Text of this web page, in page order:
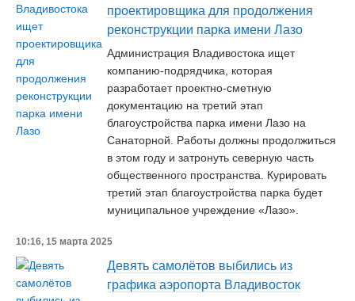
проектировщика для продолжения
реконструкции парка имени Лазо
Администрация Владивостока ищет
компанию-подрядчика, которая
разработает проектно-сметную
документацию на третий этап
благоустройства парка имени Лазо на
Санаторной. Работы должны продолжиться
в этом году и затронуть северную часть
общественного пространства. Курировать
третий этап благоустройства парка будет
муниципальное учреждение «Лазо».
10:16, 15 марта 2025
Девять самолётов выбились из
графика аэропорта Владивосток